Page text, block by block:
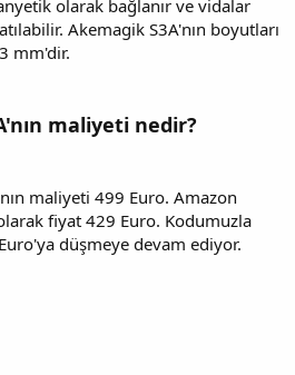
olarak bağlanır ve vidalar
Akemagik S3A'nın boyutları
mm'dir.
maliyeti nedir?
maliyeti 499 Euro. Amazon
fiyat 429 Euro. Kodumuzla
düşmeye devam ediyor.